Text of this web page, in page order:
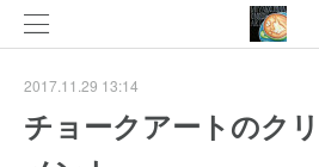
2017.11.29 13:14
チョークアートのク